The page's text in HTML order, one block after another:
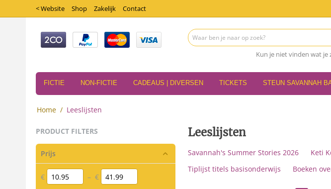
< Website Shop Zakelijk Contact
Kun je niet vinden wat je
FICTIE NON-FICTIE CADEAUS | DIVERSEN TICKETS STEUN SAVANNAH
Home / Leeslijsten
PRODUCT FILTERS
Prijs
€ – €
Leeslijsten
Savannah's Summer Stories 2026 Keti
Tiplijst titels basisonderwijs
Boeken